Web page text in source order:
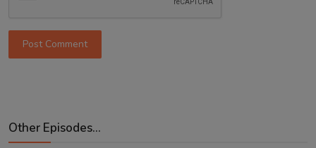
Post Comment
Other Episodes...